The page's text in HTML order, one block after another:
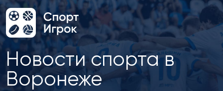
Новости спорта в
Воронеже